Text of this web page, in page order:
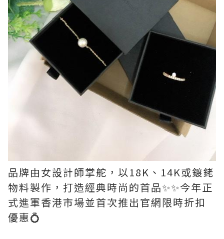
品牌由女設計師掌舵，以18K、14K或鍍銠
物料製作，打造經典時尚的首品✨✨今年正
式進軍香港市場並首次推出官網限時折扣
優惠💍